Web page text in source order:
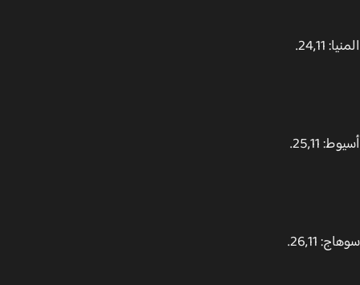
24,11.
25,11.
26,11.